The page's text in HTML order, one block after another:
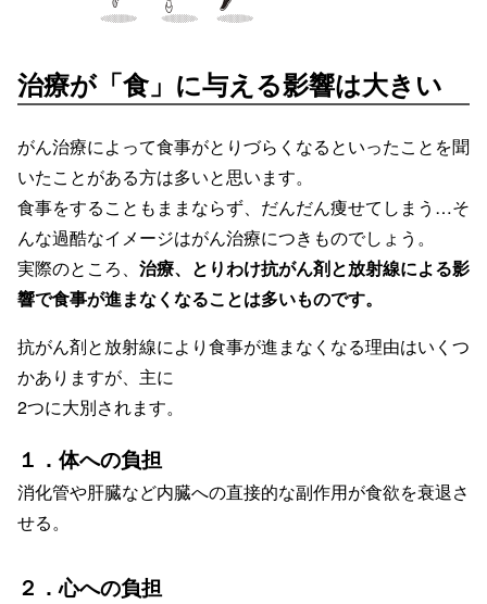
治療が「食」に与える影響は大きい
がん治療によって食事がとりづらくなるといったことを聞
いたことがある方は多いと思います。
食事をすることもままならず、だんだん痩せてしまう…そ
んな過酷なイメージはがん治療につきものでしょう。
実際のところ、 治療、とりわけ抗がん剤と放射線による影
響で食事が進まなくなることは多いものです。
抗がん剤と放射線により食事が進まなくなる理由はいくつ
かありますが、主に
2つに大別されます。
１．体への負担
消化管や肝臓など内臓への直接的な副作用が食欲を衰退さ
せる。
２．心への負担